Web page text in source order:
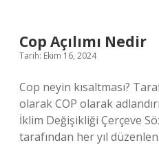
Cop Açılımı Nedir
Tarih: Ekim 16, 2024
Cop neyin kısaltması?
olarak COP olarak
İklim Değişikliği Çerçeve
tarafından her yıl